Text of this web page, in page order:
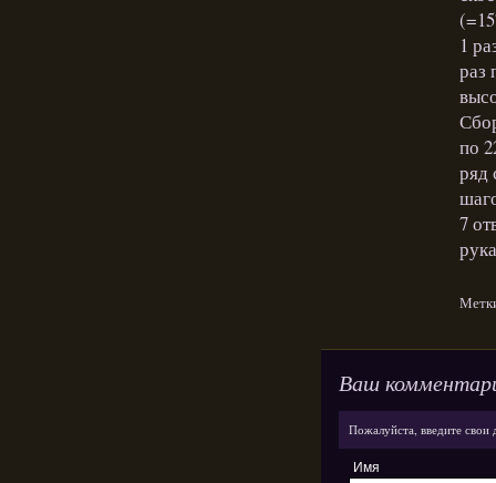
1
раз
по
ряд
7
Ваш
Пожалуйста, введите
Имя